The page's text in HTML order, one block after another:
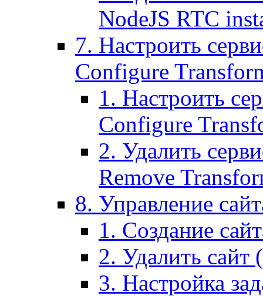
NodeJS RTC
7. Настроить
Configure
1. Настроить
Configure
2. Удалить
Remove
8. Управление
1. Создание
2. Удалить сайт
3. Настройка